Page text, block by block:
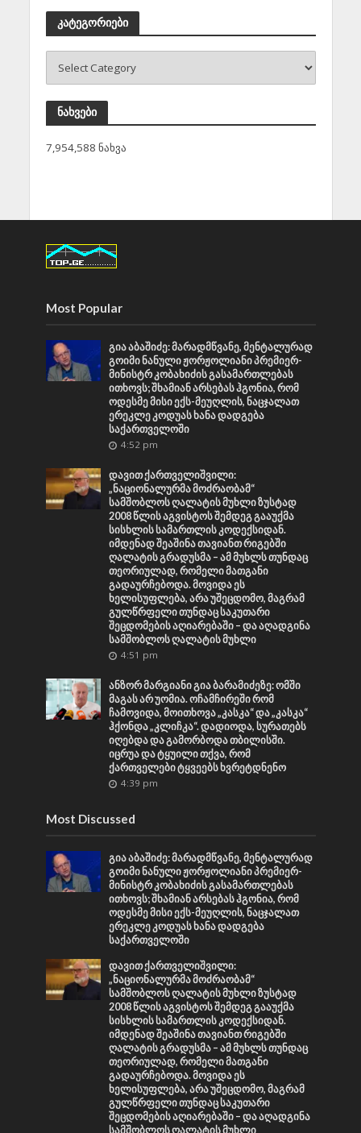
კატეგორიები
ნახვები
7,954,588 ნახვა
Most Popular
გია აბაშიძე: მარადმწვანე, მენტალურად
გოიმი ნანული ჟორჟოლიანი პრემიერ-
მინისტრ კობახიძის გასამართლებას
ითხოვს; შხამიან არსებას ჰგონია, რომ
ოდესმე მისი ექს-მეუღლის, ნაცჯალათ
ერეკლე კოდუას ხანა დადგება
საქართველოში
4:52 pm
დავით ქართველიშვილი:
„ნაციონალურმა მოძრაობამ“
სამშობლოს ღალატის მუხლი ზუსტად
2008 წლის აგვისტოს შემდეგ გააუქმა
სისხლის სამართლის კოდექსიდან.
იმდენად შეაშინა თავიანთ რიგებში
ღალატის გრადუსმა – ამ მუხლს თუნდაც
თეორიულად, რომელი მათგანი
გადაურჩებოდა. მოვიდა ეს
ხელისუფლება, არა უშეცდომო, მაგრამ
გულწრფელი თუნდაც საკუთარი
შეცდომების აღიარებაში – და აღადგინა
სამშობლოს ღალატის მუხლი
4:51 pm
ანზორ მარგიანი გია ბარამიძეზე: ომში
მაგას არ უომია. ოჩამჩირეში რომ
ჩამოვიდა, მოითხოვა „კასკა“ და „კასკა“
ჰქონდა „კლიჩკა“. დადიოდა, სურათებს
იღებდა და გამორბოდა თბილისში.
იცრუა და ტყუილი თქვა, რომ
ქართველები ტყვეებს ხვრეტდნენო
4:39 pm
Most Discussed
გია აბაშიძე: მარადმწვანე, მენტალურად
გოიმი ნანული ჟორჟოლიანი პრემიერ-
მინისტრ კობახიძის გასამართლებას
ითხოვს; შხამიან არსებას ჰგონია, რომ
ოდესმე მისი ექს-მეუღლის, ნაცჯალათ
ერეკლე კოდუას ხანა დადგება
საქართველოში
დავით ქართველიშვილი:
„ნაციონალურმა მოძრაობამ“
სამშობლოს ღალატის მუხლი ზუსტად
2008 წლის აგვისტოს შემდეგ გააუქმა
სისხლის სამართლის კოდექსიდან.
იმდენად შეაშინა თავიანთ რიგებში
ღალატის გრადუსმა – ამ მუხლს თუნდაც
თეორიულად, რომელი მათგანი
გადაურჩებოდა. მოვიდა ეს
ხელისუფლება, არა უშეცდომო, მაგრამ
გულწრფელი თუნდაც საკუთარი
შეცდომების აღიარებაში – და აღადგინა
სამშობლოს ღალატის მუხლი